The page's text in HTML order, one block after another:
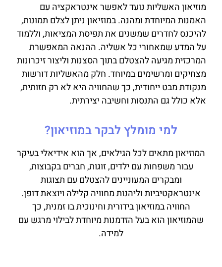
מוזיאון האשליות נועד לאפשר אינטראקציה עם
האמנות המיוחדת ומהנה. במוזיאון ניתן לצלם תמונות,
להיכנס לחדרים שמשנים את תפיסת המציאות, וללמוד
על המדע שמאחורי כל אשליה. ההנאה המאפשרת
המרכזית מגיעה להצטלם בתוך הסצנות וליצור זיכרונות
מצחיקים ומרשימים במיוחד. חלק מהאשליות דורשות
מנקודת מבט ייחודית, כך שהחוויה היא לא רק חזותית,
אלא כולל גם התנסות וחשיבה יצירתית.
למי מומלץ לבקר במוזיאון?
המוזיאון מתאים לכל הגילאים, אך הוא אידיאלי בעיקר
עבור משפחות עם ילדים, זוגות, חברים בקבוצות,
ומבקרים המעוניינים להצטלם עם תצוגות
אינטראקטיביות וליהנות מחוויה קלילה ויוצאת דופן.
החוויה במוזיאון בידורית וחינוכית בו זמנית, כך
שהמוזיאון הוא בעל הזדמנות מיוחדת לבילוי מרגש עם
למידה.